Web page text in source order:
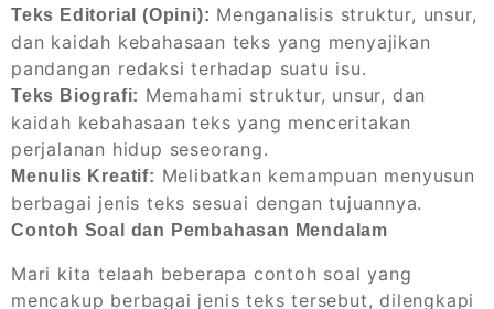
Teks Editorial (Opini): Menganalisis struktur, unsur,
dan kaidah kebahasaan teks yang menyajikan
pandangan redaksi terhadap suatu isu.
Teks Biografi: Memahami struktur, unsur, dan
kaidah kebahasaan teks yang menceritakan
perjalanan hidup seseorang.
Menulis Kreatif: Melibatkan kemampuan menyusun
berbagai jenis teks sesuai dengan tujuannya.
Contoh Soal dan Pembahasan Mendalam
Mari kita telaah beberapa contoh soal yang
mencakup berbagai jenis teks tersebut, dilengkapi